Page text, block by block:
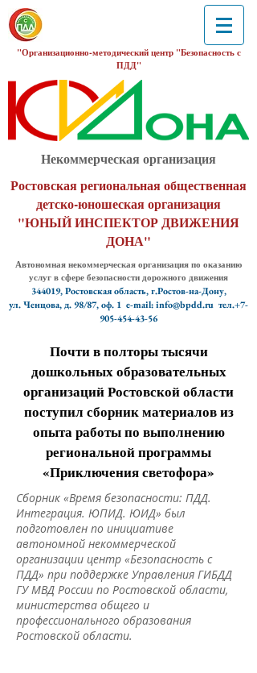
"Организационно-методический центр "Безопасность с
ПДД"
Некоммерческая организация
Ростовская региональная общественная
детско-юношеская организация
"ЮНЫЙ ИНСПЕКТОР ДВИЖЕНИЯ
ДОНА"
Автономная некоммерческая организация по оказанию
услуг в сфере безопасности дорожного движения
344019, Ростовская область, г.Ростов-на-Дону,
ул. Ченцова, д. 98/87, оф. 1 e-mail: info@bpdd.ru тел.+7-
905-454-43-56
Почти в полторы тысячи
дошкольных образовательных
организаций Ростовской области
поступил сборник материалов из
опыта работы по выполнению
региональной программы
«Приключения светофора»
Сборник «Время безопасности: ПДД.
Интеграция. ЮПИД. ЮИД» был
подготовлен по инициативе
автономной некоммерческой
организации центр «Безопасность с
ПДД» при поддержке Управления ГИБДД
ГУ МВД России по Ростовской области,
министерства общего и
профессионального образования
Ростовской области.